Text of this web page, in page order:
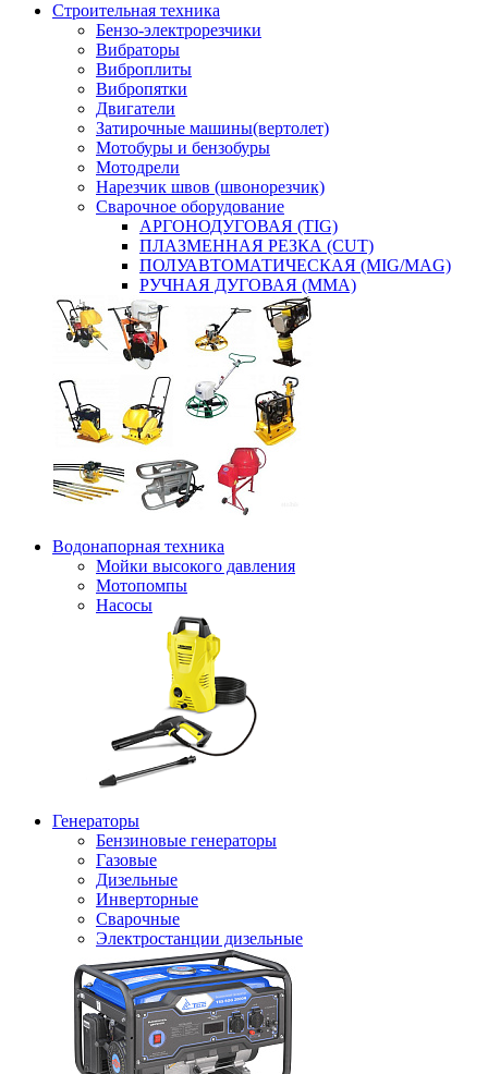
Строительная техника
Бензо-электрорезчики
Вибраторы
Виброплиты
Вибропятки
Двигатели
Затирочные машины(вертолет)
Мотобуры и бензобуры
Мотодрели
Нарезчик швов (швонорезчик)
Сварочное оборудование
АРГОНОДУГОВАЯ (TIG)
ПЛАЗМЕННАЯ РЕЗКА (CUT)
ПОЛУАВТОМАТИЧЕСКАЯ (MIG/MAG)
РУЧНАЯ ДУГОВАЯ (MMA)
Водонапорная техника
Мойки высокого давления
Мотопомпы
Насосы
Генераторы
Бензиновые генераторы
Газовые
Дизельные
Инверторные
Сварочные
Электростанции дизельные